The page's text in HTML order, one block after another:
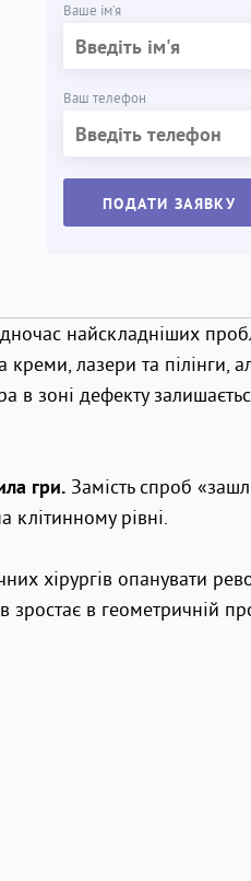
Ваше ім’я
Ваш телефон
ПОДАТИ ЗАЯВКУ
найскладніших
лазери та пілінги,
в зоні дефекту
гри. Замість спроб
рівні.
хірургів опанувати
в геометричній